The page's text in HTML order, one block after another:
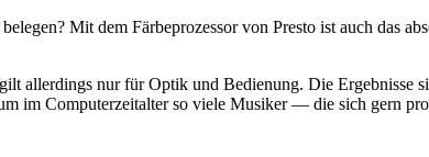
Mit dem Färbeprozessor von Presto ist auch das
allerdings nur für Optik und Bedienung. Die Ergebnisse
im Computerzeitalter so viele Musiker — die sich gern